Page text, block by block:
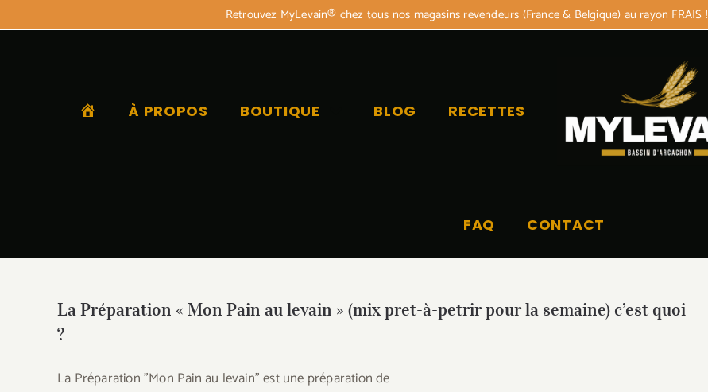
au
Retrouvez MyLevain® chez tous nos magasins revendeurs (France & Belgique) au rayon FRAIS !
ACCUEIL
À PROPOS BOUTIQUE BLOG RECETTES
FAQ CONTACT
La Préparation « Mon Pain au levain » (mix pret-à-petrir pour la semaine) c’est quoi
?
La Préparation "Mon Pain au levain" est une préparation de